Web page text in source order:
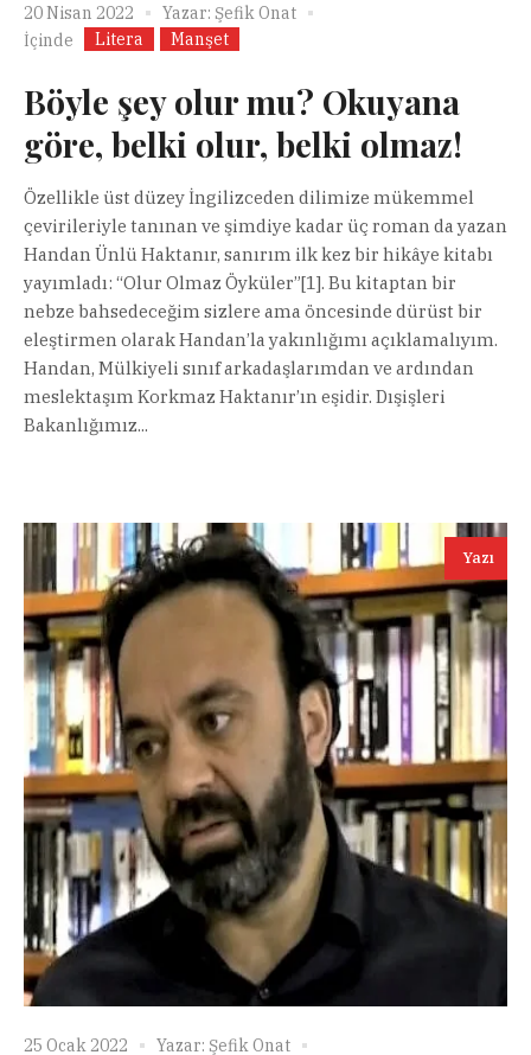
20 Nisan 2022 Yazar: Şefik Onat
İçinde
Litera Manşet
Böyle şey olur mu? Okuyana
göre, belki olur, belki olmaz!
Özellikle üst düzey İngilizceden dilimize mükemmel
çevirileriyle tanınan ve şimdiye kadar üç roman da yazan
Handan Ünlü Haktanır, sanırım ilk kez bir hikâye kitabı
yayımladı: “Olur Olmaz Öyküler”[1]. Bu kitaptan bir
nebze bahsedeceğim sizlere ama öncesinde dürüst bir
eleştirmen olarak Handan’la yakınlığımı açıklamalıyım.
Handan, Mülkiyeli sınıf arkadaşlarımdan ve ardından
meslektaşım Korkmaz Haktanır’ın eşidir. Dışişleri
Bakanlığımız...
Yazı
25 Ocak 2022 Yazar: Şefik Onat